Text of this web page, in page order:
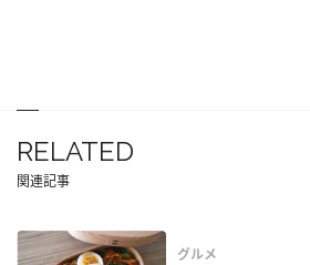
RELATED
関連記事
グルメ